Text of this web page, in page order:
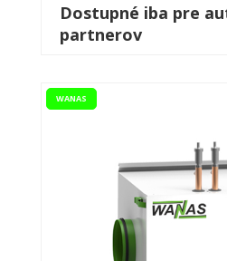
Dostupné iba pre
partnerov
WANAS